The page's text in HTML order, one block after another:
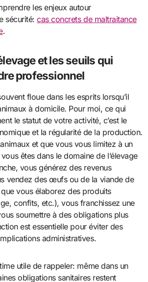
les enjeux autour
sécurité:cas concrets de maltraitance
.
et les seuils qui
professionnel
floue dans les esprits lorsqu’il
à domicile. Pour moi, ce qui
le statut de votre activité, c’est le
et la régularité de la production.
et que vous vous limitez à un
êtes dans le domaine de l’élevage
vous générez des revenus
vendez des œufs ou de la viande de
vous élaborez des produits
confits, etc.), vous franchissez une
soumettre à des obligations plus
est essentielle pour éviter des
administratives.
utile de rappeler: même dans un
obligations sanitaires restent